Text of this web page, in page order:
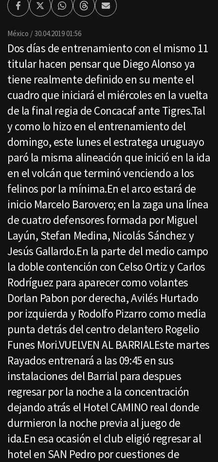
FacebookTwitterWhatsappThreadsEnviar
por
México 30.04.2019 01:56
Dos días de entrenamiento con el mismo 11
titular hacen pensar que Diego Alonso ya
tiene realmente definido en su mente el
cuadro que iniciará el miércoles en la vuelta
de la final regia de Concacaf ante Tigres.Tal
y como lo hizo en el entrenamiento del
domingo, este lunes el estratega uruguayo
paró la misma alineación que inició en la ida
en el volcán que terminó venciendo a los
felinos por la mínima.En el arco estará de
inicio Marcelo Barovero; en la zaga una línea
de cuatro defensores formada por Miguel
Layún, Stefan Medina, Nicolás Sánchez y
Jesús Gallardo.En la parte del medio campo
la doble contención con Celso Ortiz y Carlos
Rodríguez para aparecer como volantes
Dorlan Pabon por derecha, Avilés Hurtado
por izquierda y Rodolfo Pizarro como media
punta detrás del centro delantero Rogelio
Funes Mori.VUELVEN AL BARRIALEste martes
Rayados entrenará a las 09:45 en sus
instalaciones del Barrial para despues
regresar por la noche a la concentración
dejando atrás el Hotel CAMINO real donde
durmieron la noche previa al juego de
ida.En esa ocasión el club eligió regresar al
hotel en SAN Pedro por cuestiones de